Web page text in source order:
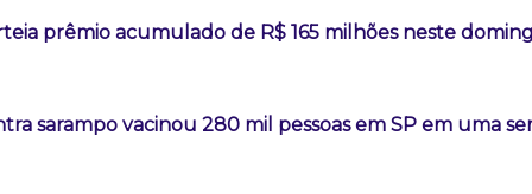
prêmio acumulado de R$ 165 milhões neste
sarampo vacinou 280 mil pessoas em SP em uma